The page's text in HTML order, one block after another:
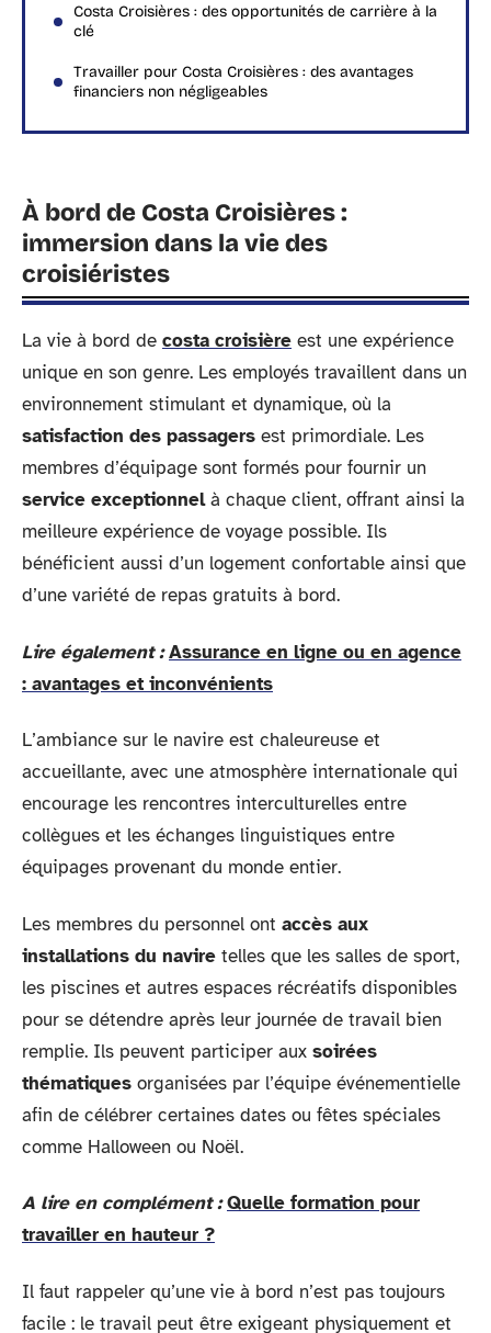
Costa Croisières : des opportunités de carrière à la
clé
Travailler pour Costa Croisières : des avantages
financiers non négligeables
À bord de Costa Croisières :
immersion dans la vie des
croisiéristes
La vie à bord de costa croisière est une expérience
unique en son genre. Les employés travaillent dans un
environnement stimulant et dynamique, où la
satisfaction des passagers est primordiale. Les
membres d’équipage sont formés pour fournir un
service exceptionnelà chaque client, offrant ainsi la
meilleure expérience de voyage possible. Ils
bénéficient aussi d’un logement confortable ainsi que
d’une variété de repas gratuits à bord.
Lire également : Assurance en ligne ou en agence
: avantages et inconvénients
L’ambiance sur le navire est chaleureuse et
accueillante, avec une atmosphère internationale qui
encourage les rencontres interculturelles entre
collègues et les échanges linguistiques entre
équipages provenant du monde entier.
Les membres du personnel ont accès aux
installations du navire telles que les salles de sport,
les piscines et autres espaces récréatifs disponibles
pour se détendre après leur journée de travail bien
remplie. Ils peuvent participer aux soirées
thématiques organisées par l’équipe événementielle
afin de célébrer certaines dates ou fêtes spéciales
comme Halloween ou Noël.
A lire en complément : Quelle formation pour
travailler en hauteur ?
Il faut rappeler qu’une vie à bord n’est pas toujours
facile : le travail peut être exigeant physiquement et